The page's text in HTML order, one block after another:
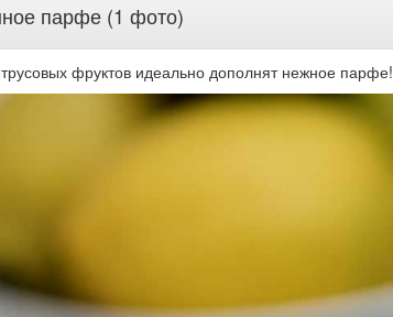
парфе (1 фото)
фруктов идеально дополнят нежное